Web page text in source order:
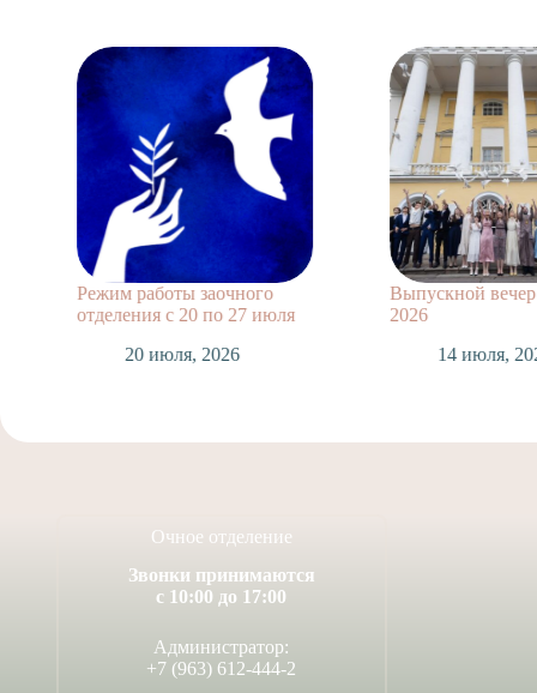
Режим работы заочного
отделения с 20 по 27 июля
20 июля, 2026
Выпускной вечер
2026
14 июля,
Очное отделение
Звонки принимаются
с 10:00 до 17:00
Администратор:
+7 (963) 612-444-2